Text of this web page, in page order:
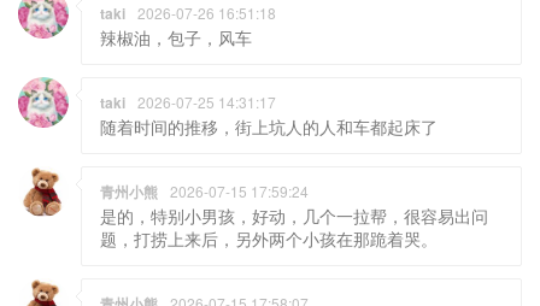
taki 2026-07-26 16:51:18
辣椒油，包子，风车
taki 2026-07-25 14:31:17
随着时间的推移，街上坑人的人和车都起床了
青州小熊 2026-07-15 17:59:24
是的，特别小男孩，好动，几个一拉帮，很容易出问
题，打捞上来后，另外两个小孩在那跪着哭。